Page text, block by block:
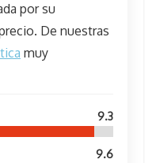
por su
De nuestras
muy
9.3
9.6